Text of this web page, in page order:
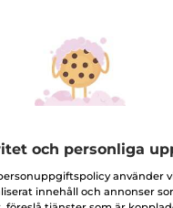
funna
tänd några ljus,
bort kroppen med
till tå.
och personliga
använder
innehåll och annonser